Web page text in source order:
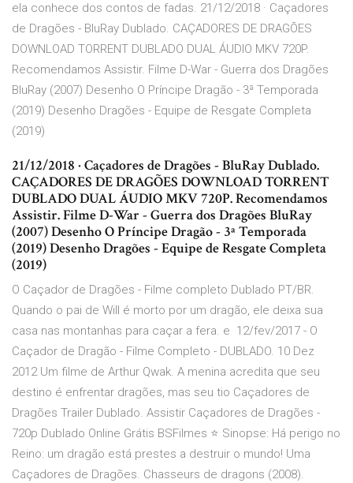
ela conhece dos contos de fadas. 21/12/2018 · Caçadores
de Dragões - BluRay Dublado. CAÇADORES DE DRAGÕES
DOWNLOAD TORRENT DUBLADO DUAL ÁUDIO MKV 720P.
Recomendamos Assistir. Filme D-War - Guerra dos Dragões
BluRay (2007) Desenho O Príncipe Dragão - 3ª Temporada
(2019) Desenho Dragões - Equipe de Resgate Completa
(2019)
21/12/2018 · Caçadores de Dragões - BluRay Dublado.
CAÇADORES DE DRAGÕES DOWNLOAD TORRENT
DUBLADO DUAL ÁUDIO MKV 720P. Recomendamos
Assistir. Filme D-War - Guerra dos Dragões BluRay
(2007) Desenho O Príncipe Dragão - 3ª Temporada
(2019) Desenho Dragões - Equipe de Resgate Completa
(2019)
O Caçador de Dragões - Filme completo Dublado PT/BR.
Quando o pai de Will é morto por um dragão, ele deixa sua
casa nas montanhas para caçar a fera. e 12/fev/2017 - O
Caçador de Dragão - Filme Completo - DUBLADO. 10 Dez
2012 Um filme de Arthur Qwak. A menina acredita que seu
destino é enfrentar dragões, mas seu tio Caçadores de
Dragões Trailer Dublado. Assistir Caçadores de Dragões -
720p Dublado Online Grátis BSFilmes ⭐ Sinopse: Há perigo no
Reino: um dragão está prestes a destruir o mundo! Uma
Caçadores de Dragões. Chasseurs de dragons (2008).